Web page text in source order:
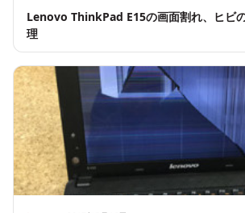
Lenovo ThinkPad E15の画面割れ、ヒビ
理